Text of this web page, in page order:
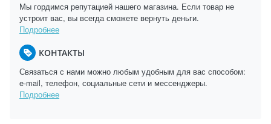
Мы гордимся репутацией нашего магазина. Если товар не
устроит вас, вы всегда сможете вернуть деньги.
Подробнее
КОНТАКТЫ
Связаться с нами можно любым удобным для вас способом:
e-mail, телефон, социальные сети и мессенджеры.
Подробнее